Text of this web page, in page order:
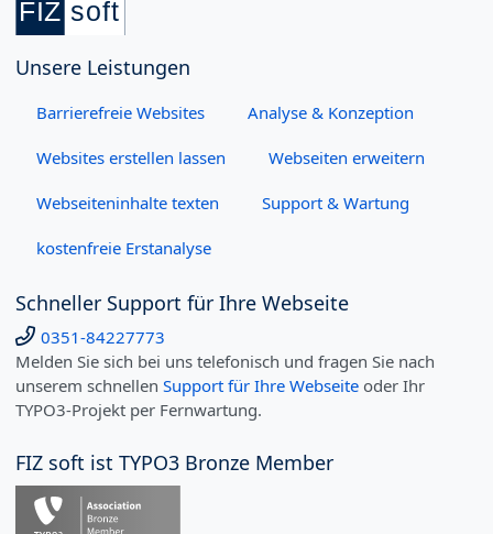
Unsere Leistungen
Barrierefreie Websites Analyse & Konzeption
Websites erstellen lassen Webseiten erweitern
Webseiteninhalte texten Support & Wartung
kostenfreie Erstanalyse
Schneller Support für Ihre Webseite
0351-84227773
Melden Sie sich bei uns telefonisch und fragen Sie nach
unserem schnellenSupport für Ihre Webseite oder Ihr
TYPO3-Projekt per Fernwartung.
FIZ soft ist TYPO3 Bronze Member